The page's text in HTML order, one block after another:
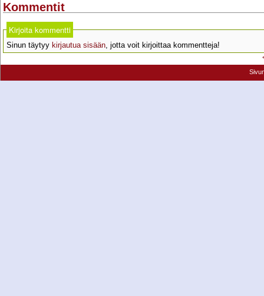
Kommentit
Kirjoita kommentti
Sinun täytyy kirjautua sisään, jotta voit kirjoittaa kommentteja!